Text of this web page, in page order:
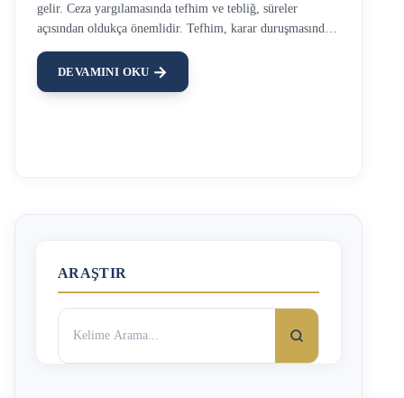
gelir. Ceza yargılamasında tefhim ve tebliğ, süreler
açısından oldukça önemlidir. Tefhim, karar duruşmasında
demektir. Ceza davasının karar duruşmasında, mahkeme
istinaf veya temyiz süresini, tefhimden itibaren
alınmayıp ertesi günden itibaren süre başlar. Ancak süre
DEVAMINI OKU
ARAŞTIR
Arama: